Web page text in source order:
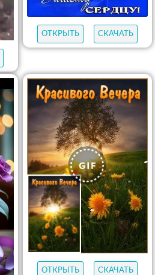
ОТКРЫТЬ СКАЧАТЬ
ОТКРЫТЬ СКАЧАТЬ